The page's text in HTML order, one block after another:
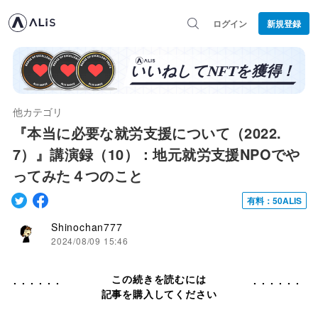
ログイン 新規登録
他カテゴリ
『本当に必要な就労支援について（2022.
7）』講演録（10）：地元就労支援NPOでや
ってみた４つのこと
有料：50ALIS
Shinochan777
2024/08/09 15:46
この続きを読むには
記事を購入してください